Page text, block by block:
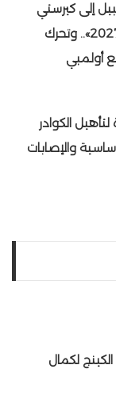
إلى كيرستي
كوفنتري لحضور «أفريقيا 2027».. وتحرك
أولمبي
الكوادر
والإصابات
لكمال